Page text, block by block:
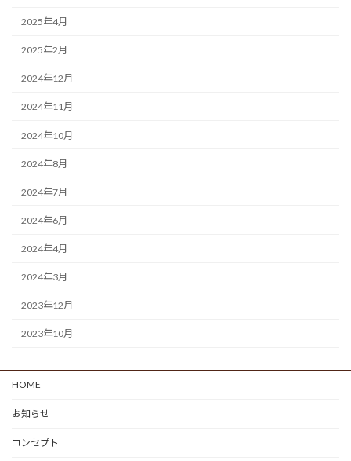
2025年4月
2025年2月
2024年12月
2024年11月
2024年10月
2024年8月
2024年7月
2024年6月
2024年4月
2024年3月
2023年12月
2023年10月
HOME
お知らせ
コンセプト